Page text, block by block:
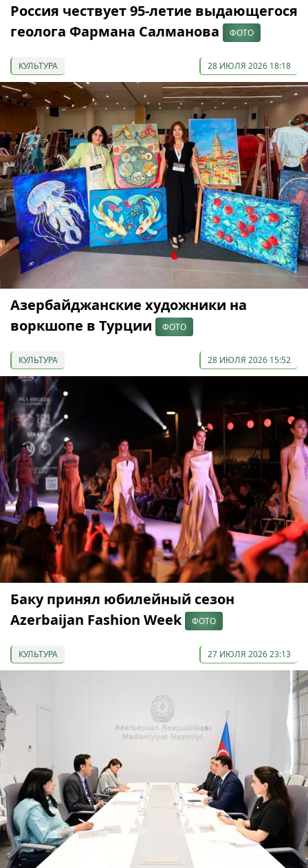
Россия чествует 95-летие выдающегося
геолога Фармана Салманова
ФОТО
КУЛЬТУРА 28 ИЮЛЯ 2026 18:18
Азербайджанские художники на
воркшопе в Турции
ФОТО
КУЛЬТУРА 28 ИЮЛЯ 2026 15:52
Баку принял юбилейный сезон
Azerbaijan Fashion Week
ФОТО
КУЛЬТУРА 27 ИЮЛЯ 2026 23:13